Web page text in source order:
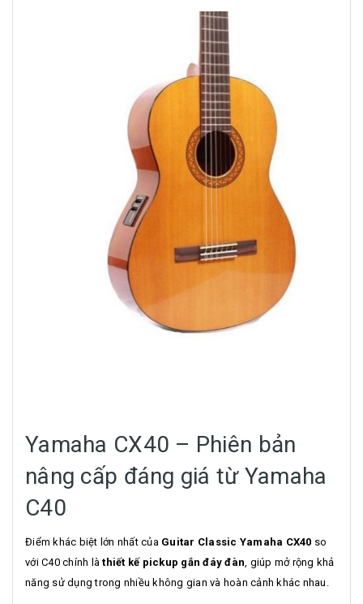
Yamaha CX40 – Phiên bản
nâng cấp đáng giá từ Yamaha
C40
Điểm khác biệt lớn nhất của Guitar Classic Yamaha CX40 so
với C40 chính làthiết kế pickup gắn đáy đàn, giúp mở rộng khả
năng sử dụng trong nhiều không gian và hoàn cảnh khác nhau.